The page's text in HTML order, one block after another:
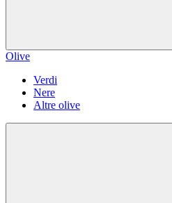
Olive
Verdi
Nere
Altre olive